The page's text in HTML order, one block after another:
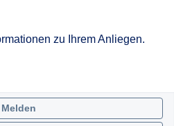
zu Ihrem Anliegen.
Melden